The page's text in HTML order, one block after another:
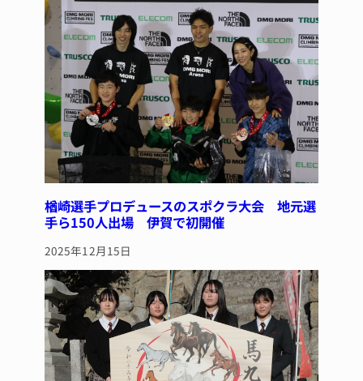
楢崎選手プロデュースのスポクラ大会 地元選
手ら150人出場 伊賀で初開催
2025年12月15日